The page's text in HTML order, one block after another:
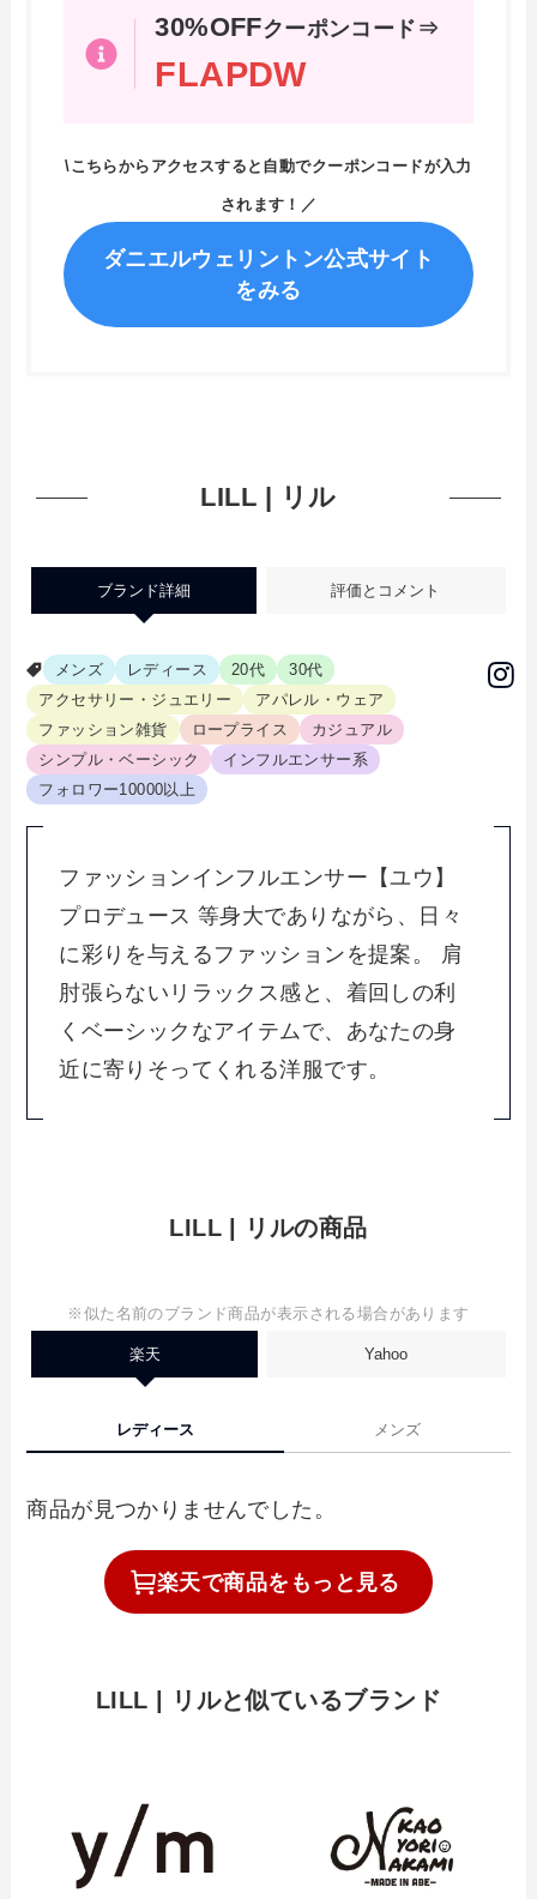
30%OFFクーポンコード⇒
FLAPDW
\こちらからアクセスすると自動でクーポンコードが入力
されます！／
ダニエルウェリントン公式サイト
をみる
LILL | リル
ブランド詳細 評価とコメント
メンズ レディース 20代
30代
アクセサリー・ジュエリー
アパレル・ウェア
ファッション雑貨
ロープライス
カジュアル
シンプル・ベーシック
インフルエンサー系
フォロワー10000以上
ファッションインフルエンサー【ユウ】
プロデュース 等身大でありながら、日々
に彩りを与えるファッションを提案。 肩
肘張らないリラックス感と、着回しの利
くベーシックなアイテムで、あなたの身
近に寄りそってくれる洋服です。
LILL | リルの商品
※似た名前のブランド商品が表示される場合があります
楽天 Yahoo
レディース メンズ
商品が見つかりませんでした。
楽天で商品を もっと見る
LILL | リルと似ているブランド